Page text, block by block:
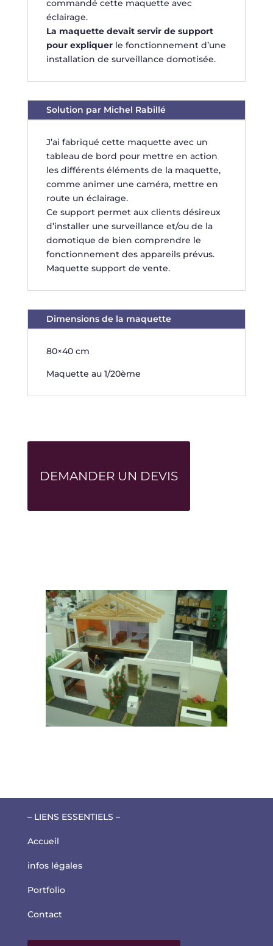
commandé cette maquette avec
éclairage.
La maquette devait servir de support
pour expliquerle fonctionnement d’une
installation de surveillance domotisée.
Solution par Michel Rabillé
J’ai fabriqué cette maquette avec un
tableau de bord pour mettre en action
les différents éléments de la maquette,
comme animer une caméra, mettre en
route un éclairage.
Ce support permet aux clients désireux
d’installer une surveillance et/ou de la
domotique de bien comprendre le
fonctionnement des appareils prévus.
Maquette support de vente.
Dimensions de la maquette
80×40 cm
Maquette au 1/20ème
DEMANDER UN DEVIS
– LIENS ESSENTIELS –
Accueil
infos légales
Portfolio
Contact